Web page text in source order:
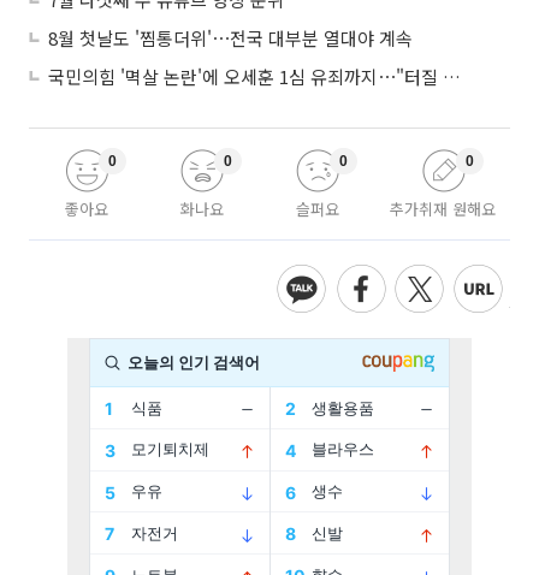
8월 첫날도 '찜통더위'⋯전국 대부분 열대야 계속
국민의힘 '멱살 논란'에 오세훈 1심 유죄까지⋯"터질 게 터졌다"
좋아요
0
화나요
0
슬퍼요
0
추가취재 원해요
0